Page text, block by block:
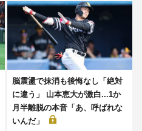
脳震盪で抹消も後悔なし「絶対
に違う」 山本恵大が激白...1か
月半離脱の本音「あ、呼ばれな
いんだ」